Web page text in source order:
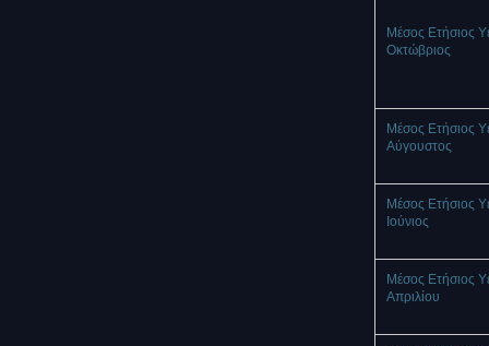
Μέσος Ετήσιος
Οκτώβριος
Μέσος Ετήσιος
Αύγουστος
Μέσος Ετήσιος
Ιούνιος
Μέσος Ετήσιος
Απριλίου